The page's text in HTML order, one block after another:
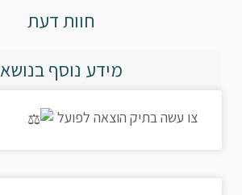
חוות דעת
מידע נוסף בנושא
צו עשה בתיק הוצאה לפועל